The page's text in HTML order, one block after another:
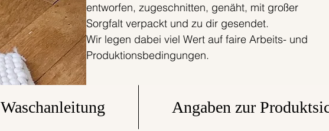
entworfen, zugeschnitten, genäht, mit großer
Sorgfalt verpackt und zu dir gesendet.
Wir legen dabei viel Wert auf faire Arbeits- und
Produktionsbedingungen.
Waschanleitung Angaben zur